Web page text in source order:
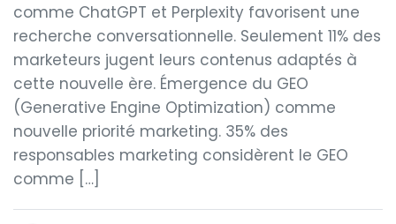
comme ChatGPT et Perplexity favorisent une
recherche conversationnelle. Seulement 11% des
marketeurs jugent leurs contenus adaptés à
cette nouvelle ère. Émergence du GEO
(Generative Engine Optimization) comme
nouvelle priorité marketing. 35% des
responsables marketing considèrent le GEO
comme […]